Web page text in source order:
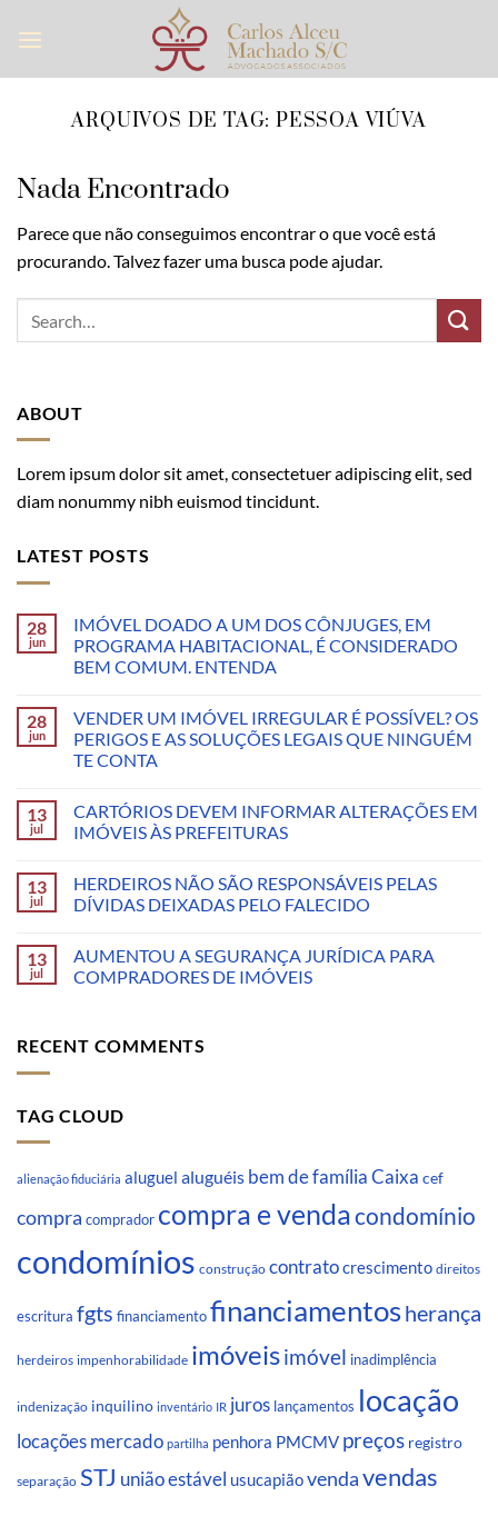
ARQUIVOS DE TAG: PESSOA VIÚVA
Nada Encontrado
Parece que não conseguimos encontrar o que você está
procurando. Talvez fazer uma busca pode ajudar.
ABOUT
Lorem ipsum dolor sit amet, consectetuer adipiscing elit, sed
diam nonummy nibh euismod tincidunt.
LATEST POSTS
28
jun
IMÓVEL DOADO A UM DOS CÔNJUGES, EM
PROGRAMA HABITACIONAL, É CONSIDERADO
BEM COMUM. ENTENDA
28
jun
VENDER UM IMÓVEL IRREGULAR É POSSÍVEL? OS
PERIGOS E AS SOLUÇÕES LEGAIS QUE NINGUÉM
TE CONTA
13
jul
CARTÓRIOS DEVEM INFORMAR ALTERAÇÕES EM
IMÓVEIS ÀS PREFEITURAS
13
jul
HERDEIROS NÃO SÃO RESPONSÁVEIS PELAS
DÍVIDAS DEIXADAS PELO FALECIDO
13
jul
AUMENTOU A SEGURANÇA JURÍDICA PARA
COMPRADORES DE IMÓVEIS
RECENT COMMENTS
TAG CLOUD
alienação fiduciária aluguel aluguéis bem de família Caixa cef
compra comprador compra e vendacondomínio
condomínios construção contratocrescimento direitos
escritura fgts financiamentofinanciamentosherança
herdeiros impenhorabilidade imóveisimóvel inadimplência
indenização inquilino inventário IR juros lançamentos locação
locações mercado partilha penhora PMCMV preços registro
separação STJ união estável usucapiãovendavendas